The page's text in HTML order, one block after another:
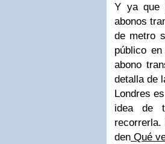
Y ya que
abonos
de metro
público
abono
detalla de
Londres
idea de
den Qué